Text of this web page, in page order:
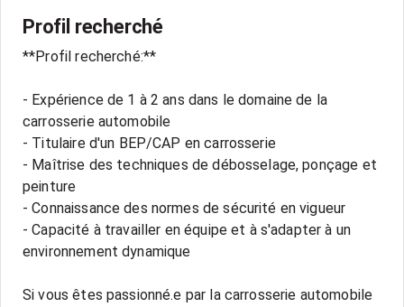
Profil recherché
**Profil recherché:**
- Expérience de 1 à 2 ans dans le domaine de la
carrosserie automobile
- Titulaire d'un BEP/CAP en carrosserie
- Maîtrise des techniques de débosselage, ponçage et
peinture
- Connaissance des normes de sécurité en vigueur
- Capacité à travailler en équipe et à s'adapter à un
environnement dynamique
Si vous êtes passionné.e par la carrosserie automobile